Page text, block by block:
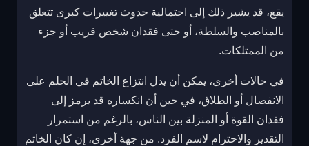
يقع، قد يشير ذلك إلى احتمالية حدوث تغييرات كبرى تتعلق
بالمناصب والسلطة، أو حتى فقدان شخص قريب أو جزء
من الممتلكات.
في حالات أخرى، يمكن أن يدل انتزاع الخاتم في الحلم على
الانفصال أو الطلاق، في حين أن انكساره قد يرمز إلى
فقدان القوة أو المنزلة بين الناس، بالرغم من استمرار
التقدير والاحترام لاسم الفرد. من جهة أخرى، إن كان الخاتم